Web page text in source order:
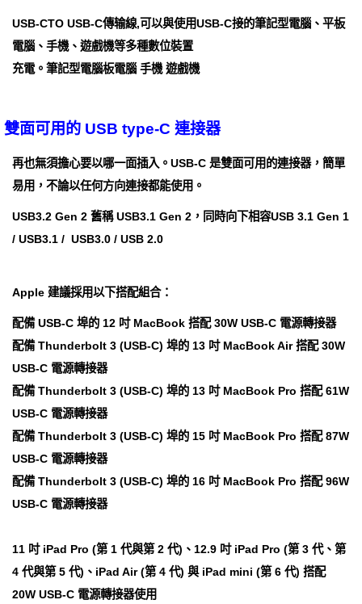
USB-CTO USB-C傳输線,可以與使用USB-C接的筆記型電腦、平板
電腦、手機、遊戲機等多種數位裝置
充電。筆記型電腦板電腦 手機 遊戲機
雙面可用的 USB type-C 連接器
再也無須擔心要以哪一面插入。USB-C 是雙面可用的連接器，簡單
易用，不論以任何方向連接都能使用。
USB3.2 Gen 2 舊稱 USB3.1 Gen 2，同時向下相容USB 3.1 Gen 1
/ USB3.1 / USB3.0 / USB 2.0
Apple 建議採用以下搭配組合：
配備 USB-C 埠的 12 吋 MacBook 搭配 30W USB-C 電源轉接器
配備 Thunderbolt 3 (USB-C) 埠的 13 吋 MacBook Air 搭配 30W
USB-C 電源轉接器
配備 Thunderbolt 3 (USB-C) 埠的 13 吋 MacBook Pro 搭配 61W
USB-C 電源轉接器
配備 Thunderbolt 3 (USB-C) 埠的 15 吋 MacBook Pro 搭配 87W
USB-C 電源轉接器
配備 Thunderbolt 3 (USB-C) 埠的 16 吋 MacBook Pro 搭配 96W
USB-C 電源轉接器
11 吋 iPad Pro (第 1 代與第 2 代)、12.9 吋 iPad Pro (第 3 代、第
4 代與第 5 代)、iPad Air (第 4 代) 與 iPad mini (第 6 代) 搭配
20W USB-C 電源轉接器使用